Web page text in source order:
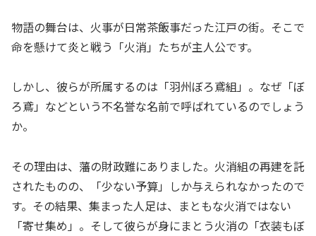
物語の舞台は、火事が日常茶飯事だった江戸の街。そこで
命を懸けて炎と戦う「火消」たちが主人公です。
しかし、彼らが所属するのは「羽州ぼろ鳶組」。なぜ「ぼ
ろ鳶」などという不名誉な名前で呼ばれているのでしょう
か。
その理由は、藩の財政難にありました。火消組の再建を託
されたものの、「少ない予算」しか与えられなかったので
す。その結果、集まった人足は、まともな火消ではない
「寄せ集め」。そして彼らが身にまとう火消の「衣装もぼ